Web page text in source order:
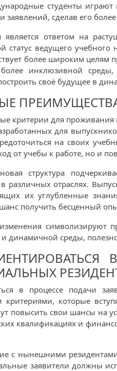
студенты
заявлений, сделав его
является ответом на
статус ведущего
более широким целям
инклюзивной
своё будущее в
критерии для
для
на своих
от учебы к работе, но и
структура
различных отраслях.
их углубленные
получить бесценный
символизируют
динамичной среды,
в процессе подачи
которые
повысить свои шансы на
квалификациях и
с нынешними
заявители должны